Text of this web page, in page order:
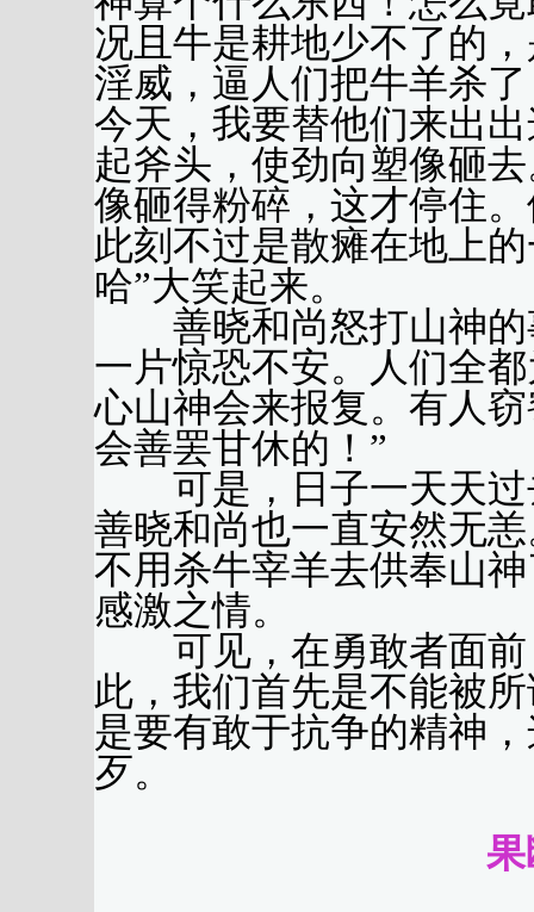
况且牛是耕地少不了的
淫威，逼人们把牛羊杀
今天，我要替他们来出
起斧头，使劲向塑像砸
像砸得粉碎，这才停住
此刻不过是散瘫在地上
哈”大笑起来。
善晓和尚怒打山神的
一片惊恐不安。人们全
心山神会来报复。有人
会善罢甘休的！”
可是，日子一天天过
善晓和尚也一直安然无
不用杀牛宰羊去供奉山
感激之情。
可见，在勇敢者面前
此，我们首先是不能被
是要有敢于抗争的精神
歹。